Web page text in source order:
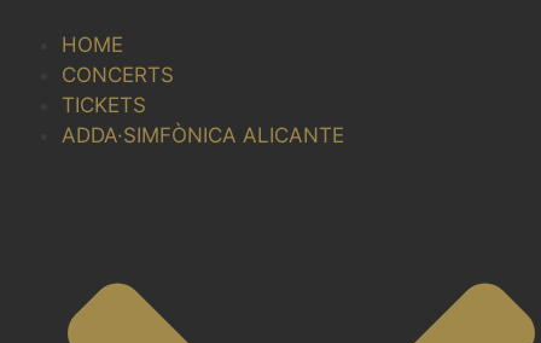
content
HOME
CONCERTS
TICKETS
ADDA·SIMFÒNICA ALICANTE